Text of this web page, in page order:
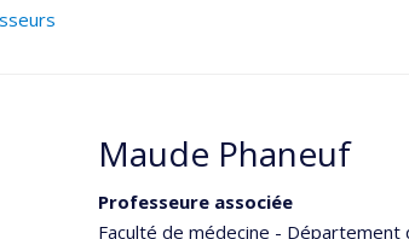
Maude Phaneuf
Professeure associée
Faculté de médecine - Département